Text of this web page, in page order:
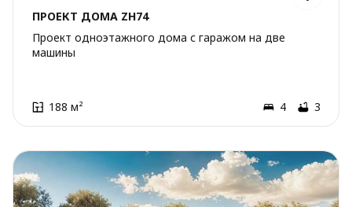
ПРОЕКТ ДОМА ZH74
Проект одноэтажного дома с гаражом на две
машины
188 м² 4 3